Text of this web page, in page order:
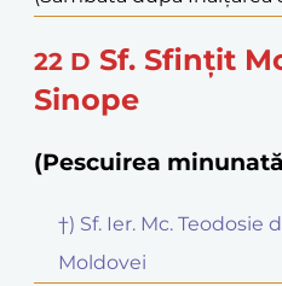
22 D Sf. Sfințit
Sinope
(Pescuirea
†) Sf. Ier. Mc. Teodosie
Moldovei